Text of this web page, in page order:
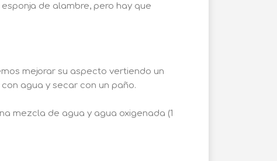
de alambre, pero hay que
mejorar su aspecto vertiendo un
agua y secar con un paño.
mezcla de agua y agua oxigenada (1